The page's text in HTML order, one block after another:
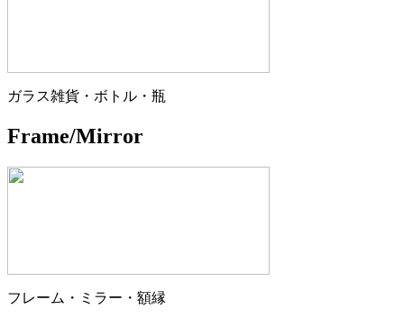
ガラス雑貨・ボトル・瓶
Frame/Mirror
フレーム・ミラー・額縁